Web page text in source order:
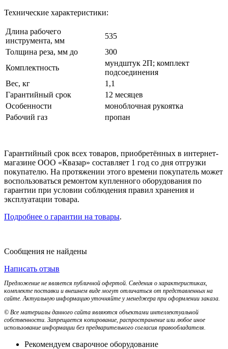
Технические характеристики:
Длина рабочего
инструмента, мм
535
Толщина реза, мм до
300
Комплектность
мундштук 2П; комплект
подсоединения
Вес, кг
1,1
Гарантийный срок
12 месяцев
Особенности
моноблочная рукоятка
Рабочий газ
пропан
Гарантийный срок всех товаров, приобретённых в интернет-
магазине ООО «Квазар» составляет 1 год со дня отгрузки
покупателю. На протяжении этого времени покупатель может
воспользоваться ремонтом купленного оборудования по
гарантии при условии соблюдения правил хранения и
эксплуатации товара.
Подробнее о гарантии на товары.
Сообщения не найдены
Написать отзыв
Предложение не является публичной офертой. Сведения о характеристиках,
комплекте поставки и внешнем виде могут отличаться от представленных на
сайте. Актуальную информацию уточняйте у менеджера при оформлении заказа.
© Все материалы данного сайта являются объектами интеллектуальной
собственности. Запрещается копирование, распространение или любое иное
использование информации без предварительного согласия правообладателя.
Рекомендуем сварочное оборудование